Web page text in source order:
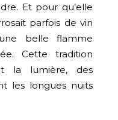
Et pour qu’elle
parfois de vin
belle flamme
Cette tradition
la lumière, des
les longues nuits